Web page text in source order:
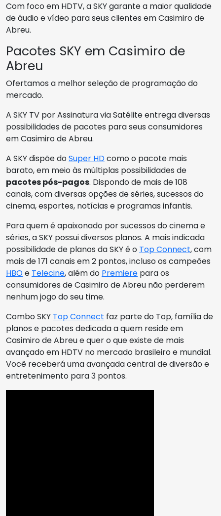
Com foco em HDTV, a SKY garante a maior qualidade
de áudio e vídeo para seus clientes em Casimiro de
Abreu.
Pacotes SKY em Casimiro de
Abreu
Ofertamos a melhor seleção de programação do
mercado.
A SKY TV por Assinatura via Satélite entrega diversas
possibilidades de pacotes para seus consumidores
em Casimiro de Abreu.
A SKY dispõe doSuper HDcomo o pacote mais
barato, em meio às múltiplas possibilidades de
pacotes pós-pagos. Dispondo de mais de 108
canais, com diversas opções de séries, sucessos do
cinema, esportes, notícias e programas infantis.
Para quem é apaixonado por sucessos do cinema e
séries, a SKY possui diversos planos. A mais indicada
possibilidade de planos da SKY é o Top Connect, com
mais de 171 canais em 2 pontos, incluso os campeões
HBOe Telecine, além do Premiere para os
consumidores de Casimiro de Abreu não perderem
nenhum jogo do seu time.
Combo SKY Top Connect faz parte do Top, família de
planos e pacotes dedicada a quem reside em
Casimiro de Abreu e quer o que existe de mais
avançado em HDTV no mercado brasileiro e mundial.
Você receberá uma avançada central de diversão e
entretenimento para 3 pontos.